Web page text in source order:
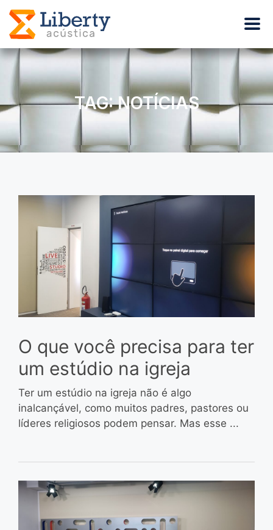
TAG: NOTÍCIAS
O que você precisa para ter
um estúdio na igreja
Ter um estúdio na igreja não é algo
inalcançável, como muitos padres, pastores ou
líderes religiosos podem pensar. Mas esse ...